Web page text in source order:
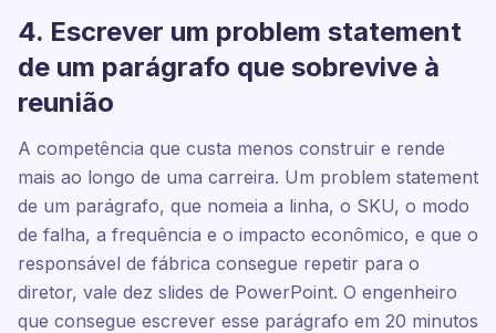
4. Escrever um problem statement
de um parágrafo que sobrevive à
reunião
A competência que custa menos construir e rende
mais ao longo de uma carreira. Um problem statement
de um parágrafo, que nomeia a linha, o SKU, o modo
de falha, a frequência e o impacto econômico, e que o
responsável de fábrica consegue repetir para o
diretor, vale dez slides de PowerPoint. O engenheiro
que consegue escrever esse parágrafo em 20 minutos